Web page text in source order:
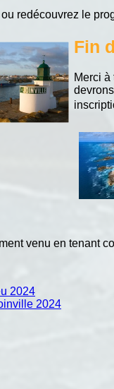
redécouvrez le
Fin
Merci
venu en tenant
2024
2024